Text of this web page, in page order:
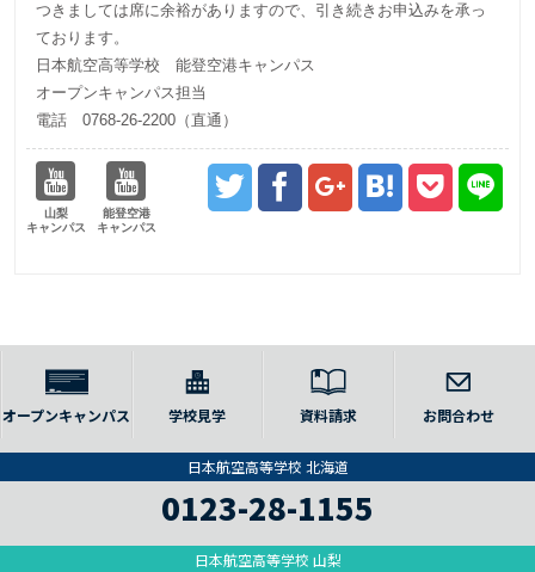
つきましては席に余裕がありますので、引き続きお申込みを承っ
ております。
日本航空高等学校 能登空港キャンパス
オープンキャンパス担当
電話 0768-26-2200（直通）
山梨
キャンパス
能登空港
キャンパス
オープンキャンパス 学校見学 資料請求 お問合わせ
日本航空高等学校 北海道
0123-28-1155
日本航空高等学校 山梨